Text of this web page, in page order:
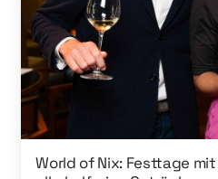
World of Nix: Festtage